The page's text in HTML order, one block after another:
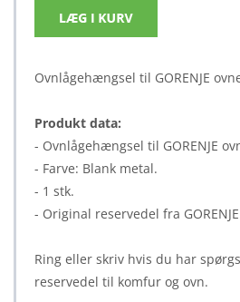
Ovnlågehængsel til GORENJE
Produkt data:
- Ovnlågehængsel til GORENJE
- Farve: Blank metal.
- 1 stk.
- Original reservedel fra
Ring eller skriv hvis du har
reservedel til komfur og ovn.